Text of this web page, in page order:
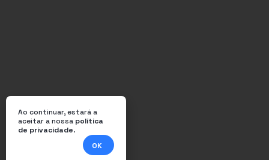
Ao continuar, estará a
aceitar a nossa política
de privacidade.
OK